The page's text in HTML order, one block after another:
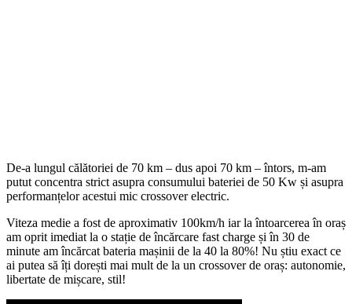
De-a lungul călătoriei de 70 km – dus apoi 70 km – întors, m-am
putut concentra strict asupra consumului bateriei de 50 Kw și asupra
performanțelor acestui mic crossover electric.
Viteza medie a fost de aproximativ 100km/h iar la întoarcerea în oraș
am oprit imediat la o stație de încărcare fast charge și în 30 de
minute am încărcat bateria mașinii de la 40 la 80%! Nu știu exact ce
ai putea să îți dorești mai mult de la un crossover de oraș: autonomie,
libertate de mișcare, stil!